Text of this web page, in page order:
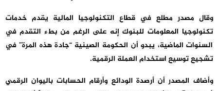
وقال مصدر مطلع في قطاع التكنولوجيا المالية يقدم خدمات
تكنولوجيا المعلومات للبنوك إنه على الرغم من بطء التقدم في
السنوات الماضية، يبدو أن الحكومة الصينية “جادة هذه المرة” في
تشجيع توسيع استخدام العملة الرقمية.
وأضاف ‌‌‌‌المصدر أن أرصدة الودائع وأرقام الحسابات باليوان الرقمي